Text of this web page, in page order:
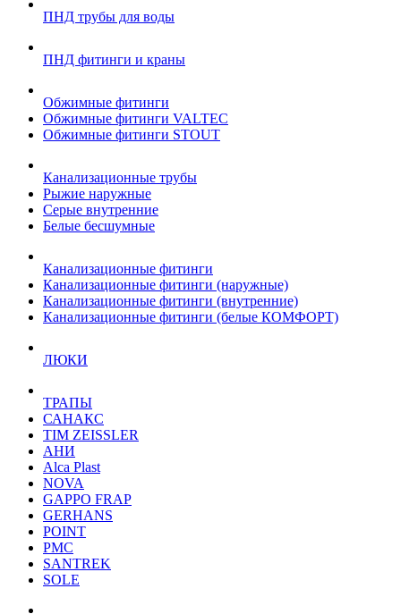
ПНД трубы для воды
ПНД фитинги и краны
Обжимные фитинги
Обжимные фитинги VALTEC
Обжимные фитинги STOUT
Канализационные трубы
Рыжие наружные
Серые внутренние
Белые бесшумные
Канализационные фитинги
Канализационные фитинги (наружные)
Канализационные фитинги (внутренние)
Канализационные фитинги (белые КОМФОРТ)
ЛЮКИ
ТРАПЫ
САНАКС
TIM ZEISSLER
АНИ
Alca Plast
NOVA
GAPPO FRAP
GERHANS
POINT
РМС
SANTREK
SOLE